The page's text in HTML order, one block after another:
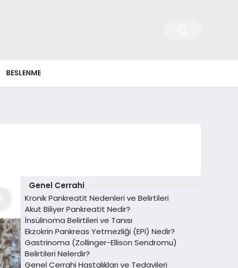
BESLENME
Genel Cerrahi
Kronik Pankreatit Nedenleri ve Belirtileri
Akut Biliyer Pankreatit Nedir?
İnsülinoma Belirtileri ve Tanısı
Ekzokrin Pankreas Yetmezliği (EPI) Nedir?
Gastrinoma (Zollinger-Ellison Sendromu)
Belirtileri Nelerdir?
Genel Cerrahi Hastalıkları ve Tedavileri